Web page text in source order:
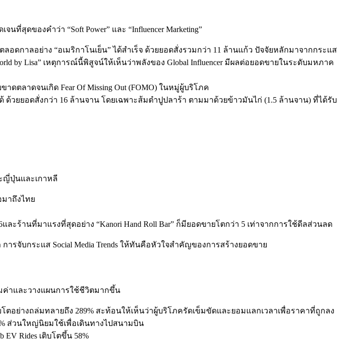
ที่สุดของคำว่า “Soft Power” และ “Influencer Marketing”
อดกาลอย่าง “อเมริกาโนเย็น” ได้สำเร็จ ด้วยยอดสั่งรวมกว่า 11 ล้านแก้ว ปัจจัยหลักมาจากกระแส
by Lisa” เหตุการณ์นี้พิสูจน์ให้เห็นว่าพลังของ Global Influencer มีผลต่อยอดขายในระดับมหภาค
ดตลาดจนเกิด Fear Of Missing Out (FOMO) ในหมู่ผู้บริโภค
ด้วยยอดสั่งกว่า 16 ล้านจาน โดยเฉพาะส้มตำปูปลาร้า ตามมาด้วยข้าวมันไก่ (1.5 ล้านจาน) ที่ได้รับ
ญี่ปุ่นและเกาหลี
มาถึงไทย
ละร้านที่มาแรงที่สุดอย่าง “Kanori Hand Roll Bar” ก็มียอดขายโตกว่า 5 เท่าจากการใช้ดีลส่วนลด
รจับกระแส Social Media Trends ให้ทันคือหัวใจสำคัญของการสร้างยอดขาย
ค่าและวางแผนการใช้ชีวิตมากขึ้น
บโตอย่างถล่มทลายถึง 289% สะท้อนให้เห็นว่าผู้บริโภครัดเข็มขัดและยอมแลกเวลาเพื่อราคาที่ถูกลง
ส่วนใหญ่นิยมใช้เพื่อเดินทางไปสนามบิน
Rides เติบโตขึ้น 58%